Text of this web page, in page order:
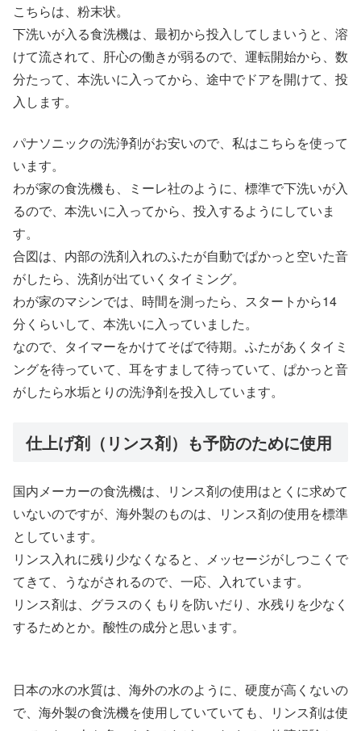
こちらは、粉末状。
下洗いが入る食洗機は、最初から投入してしまいうと、溶
けて流されて、肝心の働きが弱るので、運転開始から、数
分たって、本洗いに入ってから、途中でドアを開けて、投
入します。
パナソニックの洗浄剤がお安いので、私はこちらを使って
います。
わが家の食洗機も、ミーレ社のように、標準で下洗いが入
るので、本洗いに入ってから、投入するようにしていま
す。
合図は、内部の洗剤入れのふたが自動でぱかっと空いた音
がしたら、洗剤が出ていくタイミング。
わが家のマシンでは、時間を測ったら、スタートから14
分くらいして、本洗いに入っていました。
なので、タイマーをかけてそばで待期。ふたがあくタイミ
ングを待っていて、耳をすまして待っていて、ぱかっと音
がしたら水垢とりの洗浄剤を投入しています。
仕上げ剤（リンス剤）も予防のために使用
国内メーカーの食洗機は、リンス剤の使用はとくに求めて
いないのですが、海外製のものは、リンス剤の使用を標準
としています。
リンス入れに残り少なくなると、メッセージがしつこくで
てきて、うながされるので、一応、入れています。
リンス剤は、グラスのくもりを防いだり、水残りを少なく
するためとか。酸性の成分と思います。
日本の水の水質は、海外の水のように、硬度が高くないの
で、海外製の食洗機を使用していていても、リンス剤は使